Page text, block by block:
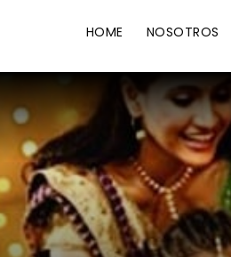
HOME NOSOTROS